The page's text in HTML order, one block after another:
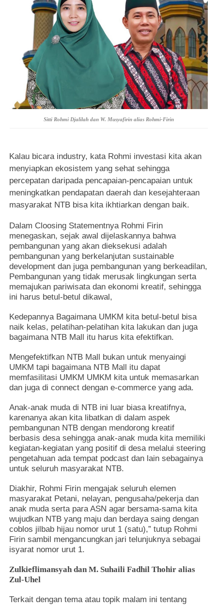
Sitti Rohmi Djalilah dan W. Musyafirin alias Rohmi-Firin
Kalau bicara industry, kata Rohmi investasi kita akan
menyiapkan ekosistem yang sehat sehingga
percepatan daripada pencapaian-pencapaian untuk
meningkatkan pendapatan daerah dan kesejahteraan
masyarakat NTB bisa kita ikhtiarkan dengan baik.
Dalam Cloosing Statementnya Rohmi Firin
menegaskan, sejak awal dijelaskannya bahwa
pembangunan yang akan dieksekusi adalah
pembangunan yang berkelanjutan sustainable
development dan juga pembangunan yang berkeadilan,
Pembangunan yang tidak merusak lingkungan serta
memajukan pariwisata dan ekonomi kreatif, sehingga
ini harus betul-betul dikawal,
Kedepannya Bagaimana UMKM kita betul-betul bisa
naik kelas, pelatihan-pelatihan kita lakukan dan juga
bagaimana NTB Mall itu harus kita efektifkan.
Mengefektifkan NTB Mall bukan untuk menyaingi
UMKM tapi bagaimana NTB Mall itu dapat
memfasilitasi UMKM UMKM kita untuk memasarkan
dan juga di connect dengan e-commerce yang ada.
Anak-anak muda di NTB ini luar biasa kreatifnya,
karenanya akan kita libatkan di dalam aspek
pembangunan NTB dengan mendorong kreatif
berbasis desa sehingga anak-anak muda kita memiliki
kegiatan-kegiatan yang positif di desa melalui steering
pengetahuan ada tempat podcast dan lain sebagainya
untuk seluruh masyarakat NTB.
Diakhir, Rohmi Firin mengajak seluruh elemen
masyarakat Petani, nelayan, pengusaha/pekerja dan
anak muda serta para ASN agar bersama-sama kita
wujudkan NTB yang maju dan berdaya saing dengan
coblos jilbab hijau nomor urut 1 (satu),” tutup Rohmi
Firin sambil mengancungkan jari telunjuknya sebagai
isyarat nomor urut 1.
Zulkieflimansyah dan M. Suhaili Fadhil Thohir alias
Zul-Uhel
Terkait dengan tema atau topik malam ini tentang